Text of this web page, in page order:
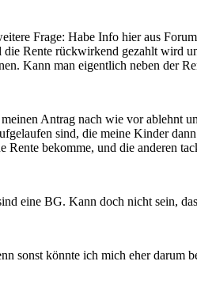
Frage: Habe Info hier aus
Rente rückwirkend gezahlt wird
Kann man eigentlich neben der
Antrag nach wie vor ablehnt
sind, die meine Kinder
bekomme, und die anderen
eine BG. Kann doch nicht sein,
sonst könnte ich mich eher darum